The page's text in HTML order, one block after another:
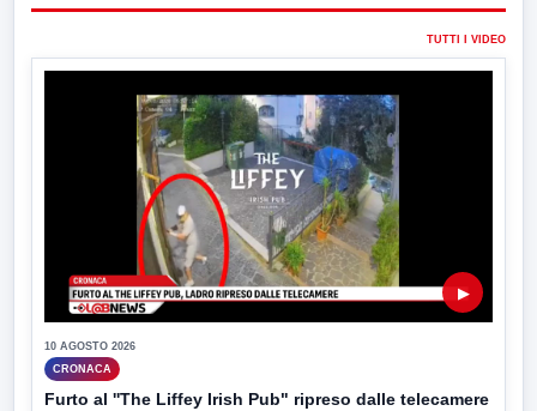
TUTTI I VIDEO
▶
10 AGOSTO 2026
CRONACA
Furto al ''The Liffey Irish Pub" ripreso dalle telecamere